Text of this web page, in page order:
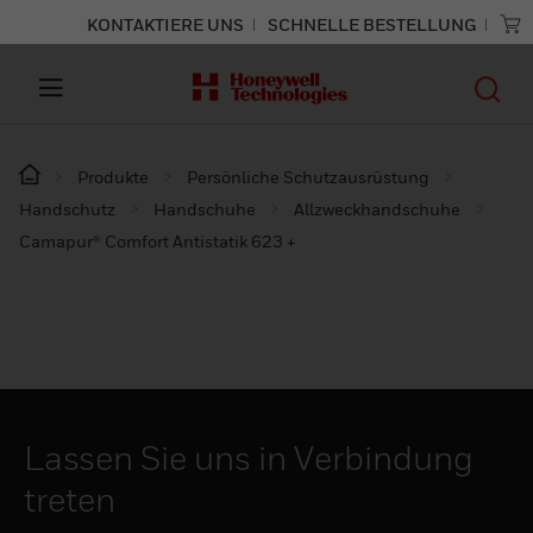
KONTAKTIERE UNS SCHNELLE BESTELLUNG
Produkte
Persönliche Schutzausrüstung
Handschutz
Handschuhe
Allzweckhandschuhe
Camapur® Comfort Antistatik 623 +
Lassen Sie uns in Verbindung
treten